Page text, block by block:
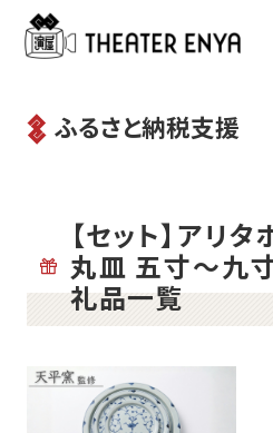
ふるさと納税支援
【セット】アリ
丸皿 五寸～九
礼品一覧